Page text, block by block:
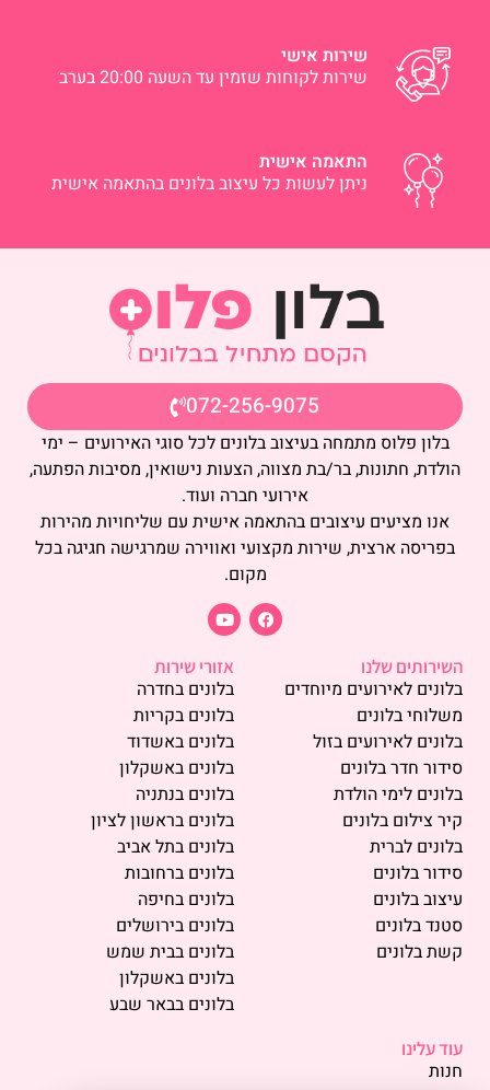
שירות אישי
שירות לקוחות שזמין עד השעה 20:00 בערב
התאמה אישית
ניתן לעשות כל עיצוב בלונים בהתאמה אישית
072-256-9075
בלון פלוס מתמחה בעיצוב בלונים לכל סוגי האירועים – ימי
הולדת, חתונות, בר/בת מצווה, הצעות נישואין, מסיבות הפתעה,
אירועי חברה ועוד.
אנו מציעים עיצובים בהתאמה אישית עם שליחויות מהירות
בפריסה ארצית, שירות מקצועי ואווירה שמרגישה חגיגה בכל
מקום.
השירותים שלנו
בלונים לאירועים מיוחדים
משלוחי בלונים
בלונים לאירועים בזול
סידור חדר בלונים
בלונים לימי הולדת
קיר צילום בלונים
בלונים לברית
סידור בלונים
עיצוב בלונים
סטנד בלונים
קשת בלונים
אזורי שירות
בלונים בחדרה
בלונים בקריות
בלונים באשדוד
בלונים באשקלון
בלונים בנתניה
בלונים בראשון לציון
בלונים בתל אביב
בלונים ברחובות
בלונים בחיפה
בלונים בירושלים
בלונים בבית שמש
בלונים באשקלון
בלונים בבאר שבע
עוד עלינו
חנות